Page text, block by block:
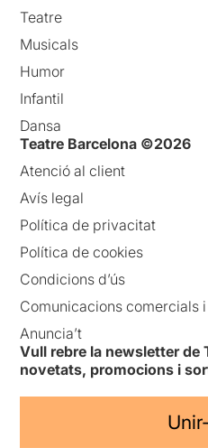
Teatre
Musicals
Humor
Infantil
Dansa
Teatre Barcelona ©2026
Atenció al client
Avís legal
Política de privacitat
Política de cookies
Condicions d’ús
Comunicacions comercials
Anuncia’t
Vull rebre la newsletter de
novetats, promocions i